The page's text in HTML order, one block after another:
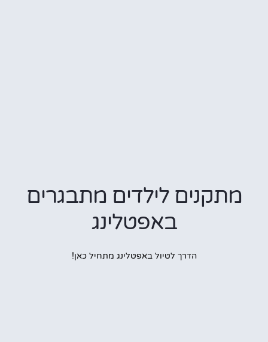
מתקנים לילדים מתבגרים
באפטלינג
הדרך לטיול באפטלינג מתחיל כאן!